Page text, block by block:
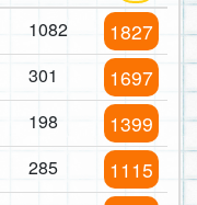
1082 1827
301 1697
198 1399
285 1115